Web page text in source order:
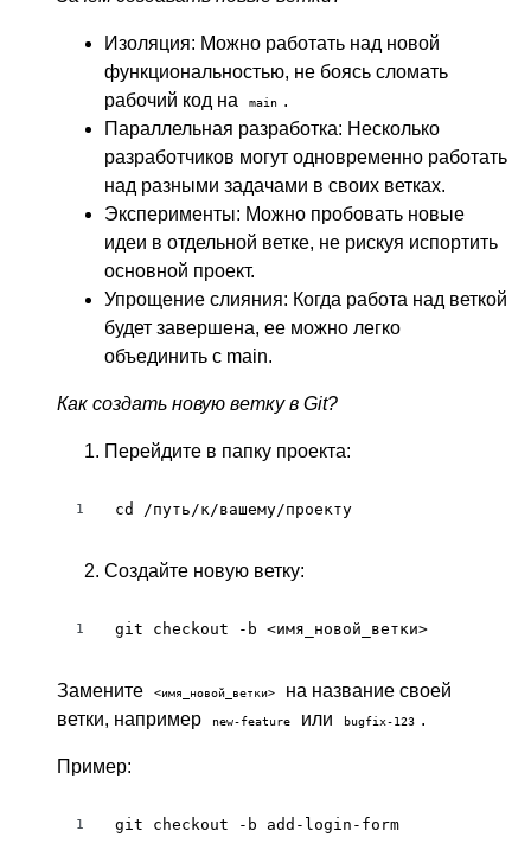
Изоляция: Можно работать над новой
функциональностью, не боясь сломать
рабочий код на
main .
Параллельная разработка: Несколько
разработчиков могут одновременно работать
над разными задачами в своих ветках.
Эксперименты: Можно пробовать новые
идеи в отдельной ветке, не рискуя испортить
основной проект.
Упрощение слияния: Когда работа над веткой
будет завершена, ее можно легко
объединить с main.
Как создать новую ветку в Git?
Перейдите в папку проекта:
1 cd /путь/к/вашему/проекту
Создайте новую ветку:
1 git checkout -b <имя_новой_ветки>
Замените <имя_новой_ветки>
на название своей
ветки, например
new-feature или bugfix-123 .
Пример:
1 git checkout -b add-login-form